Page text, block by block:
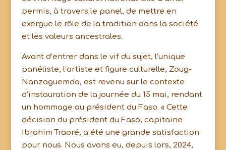
permis, à travers le panel, de mettre en
exergue le rôle de la tradition dans la société
et les valeurs ancestrales.
Avant d’entrer dans le vif du sujet, l’unique
panéliste, l’artiste et figure culturelle, Zoug-
Nanzaguemda, est revenu sur le contexte
d’instauration de la journée du 15 mai, rendant
un hommage au président du Faso. « Cette
décision du président du Faso, capitaine
Ibrahim Traoré, a été une grande satisfaction
pour nous. Nous avons eu, depuis lors, 2024,